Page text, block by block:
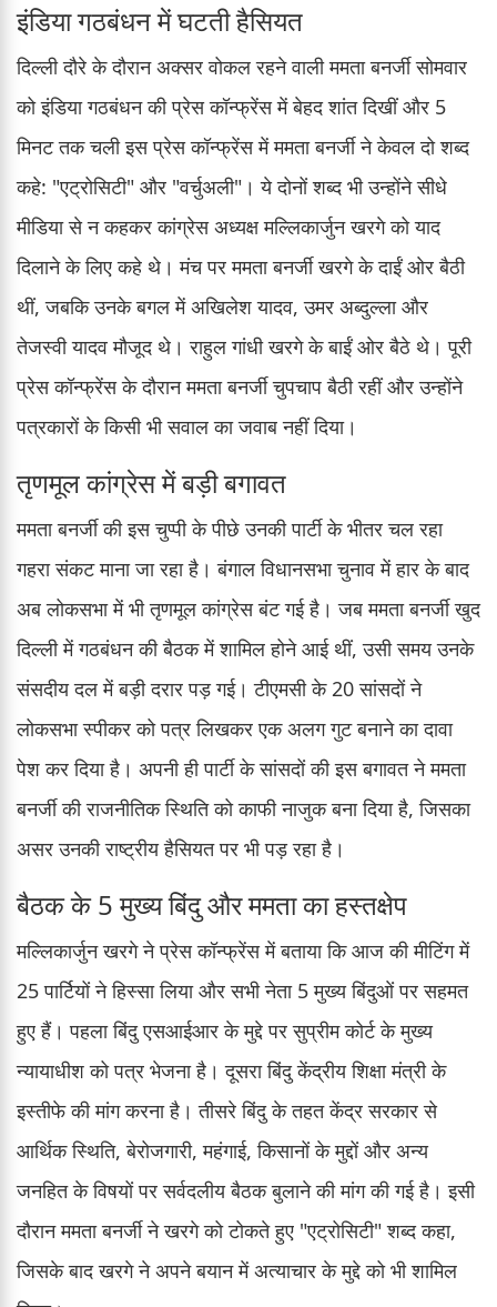
इंडिया गठबंधन में घटती हैसियत
दिल्ली दौरे के दौरान अक्सर वोकल रहने वाली ममता बनर्जी सोमवार
को इंडिया गठबंधन की प्रेस कॉन्फ्रेंस में बेहद शांत दिखीं और 5
मिनट तक चली इस प्रेस कॉन्फ्रेंस में ममता बनर्जी ने केवल दो शब्द
कहे: "एट्रोसिटी" और "वर्चुअली"। ये दोनों शब्द भी उन्होंने सीधे
मीडिया से न कहकर कांग्रेस अध्यक्ष मल्लिकार्जुन खरगे को याद
दिलाने के लिए कहे थे। मंच पर ममता बनर्जी खरगे के दाईं ओर बैठी
थीं, जबकि उनके बगल में अखिलेश यादव, उमर अब्दुल्ला और
तेजस्वी यादव मौजूद थे। राहुल गांधी खरगे के बाईं ओर बैठे थे। पूरी
प्रेस कॉन्फ्रेंस के दौरान ममता बनर्जी चुपचाप बैठी रहीं और उन्होंने
पत्रकारों के किसी भी सवाल का जवाब नहीं दिया।
तृणमूल कांग्रेस में बड़ी बगावत
ममता बनर्जी की इस चुप्पी के पीछे उनकी पार्टी के भीतर चल रहा
गहरा संकट माना जा रहा है। बंगाल विधानसभा चुनाव में हार के बाद
अब लोकसभा में भी तृणमूल कांग्रेस बंट गई है। जब ममता बनर्जी खुद
दिल्ली में गठबंधन की बैठक में शामिल होने आई थीं, उसी समय उनके
संसदीय दल में बड़ी दरार पड़ गई। टीएमसी के 20 सांसदों ने
लोकसभा स्पीकर को पत्र लिखकर एक अलग गुट बनाने का दावा
पेश कर दिया है। अपनी ही पार्टी के सांसदों की इस बगावत ने ममता
बनर्जी की राजनीतिक स्थिति को काफी नाजुक बना दिया है, जिसका
असर उनकी राष्ट्रीय हैसियत पर भी पड़ रहा है।
बैठक के 5 मुख्य बिंदु और ममता का हस्तक्षेप
मल्लिकार्जुन खरगे ने प्रेस कॉन्फ्रेंस में बताया कि आज की मीटिंग में
25 पार्टियों ने हिस्सा लिया और सभी नेता 5 मुख्य बिंदुओं पर सहमत
हुए हैं। पहला बिंदु एसआईआर के मुद्दे पर सुप्रीम कोर्ट के मुख्य
न्यायाधीश को पत्र भेजना है। दूसरा बिंदु केंद्रीय शिक्षा मंत्री के
इस्तीफे की मांग करना है। तीसरे बिंदु के तहत केंद्र सरकार से
आर्थिक स्थिति, बेरोजगारी, महंगाई, किसानों के मुद्दों और अन्य
जनहित के विषयों पर सर्वदलीय बैठक बुलाने की मांग की गई है। इसी
दौरान ममता बनर्जी ने खरगे को टोकते हुए "एट्रोसिटी" शब्द कहा,
जिसके बाद खरगे ने अपने बयान में अत्याचार के मुद्दे को भी शामिल